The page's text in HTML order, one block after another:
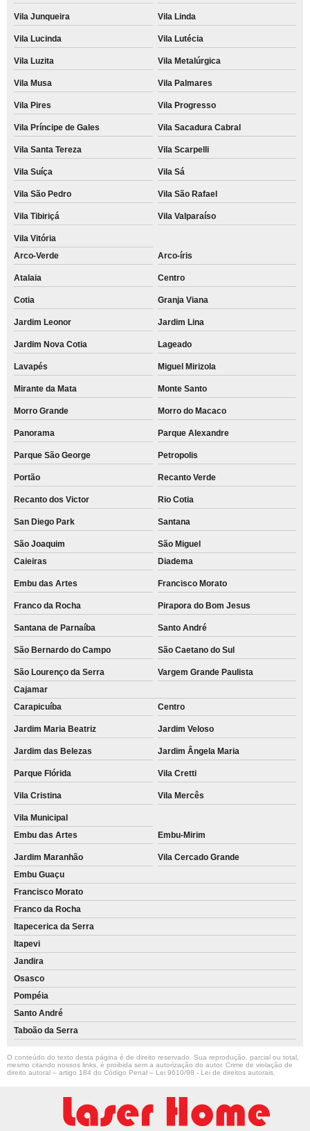
Vila Junqueira Vila Linda
Vila Lucinda Vila Lutécia
Vila Luzita Vila Metalúrgica
Vila Musa Vila Palmares
Vila Pires Vila Progresso
Vila Príncipe de Gales Vila Sacadura Cabral
Vila Santa Tereza Vila Scarpelli
Vila Suíça Vila Sá
Vila São Pedro Vila São Rafael
Vila Tibiriçá Vila Valparaíso
Vila Vitória
Arco-Verde
Arco-íris
Atalaia Centro
Cotia Granja Viana
Jardim Leonor Jardim Lina
Jardim Nova Cotia Lageado
Lavapés Miguel Mirizola
Mirante da Mata Monte Santo
Morro Grande Morro do Macaco
Panorama Parque Alexandre
Parque São George Petropolis
Portão Recanto Verde
Recanto dos Victor Rio Cotia
San Diego Park Santana
São Joaquim
São Miguel
Caieiras
Diadema
Embu das Artes Francisco Morato
Franco da Rocha Pirapora do Bom Jesus
Santana de Parnaíba Santo André
São Bernardo do Campo São Caetano do Sul
São Lourenço da Serra
Vargem Grande Paulista
Cajamar
Carapicuíba
Centro
Jardim Maria Beatriz Jardim Veloso
Jardim das Belezas Jardim Ângela Maria
Parque Flórida Vila Cretti
Vila Cristina Vila Mercês
Vila Municipal
Embu das Artes
Embu-Mirim
Jardim Maranhão
Vila Cercado Grande
Embu Guaçu
Francisco Morato
Franco da Rocha
Itapecerica da Serra
Itapevi
Jandira
Osasco
Pompéia
Santo André
Taboão da Serra
O conteúdo do texto desta página é de direito reservado. Sua reprodução, parcial ou total,
mesmo citando nossos links, é proibida sem a autorização do autor. Crime de violação de
direito autoral – artigo 184 do Código Penal – Lei 9610/98 - Lei de direitos autorais